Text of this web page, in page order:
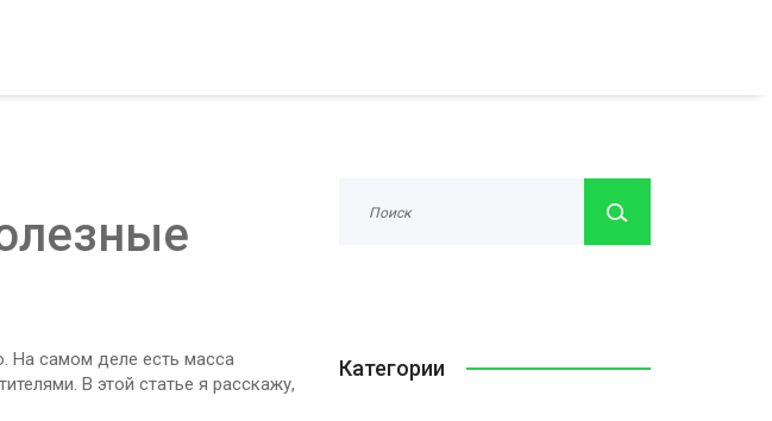
На самом деле есть масса
В этой статье я расскажу,
Категории